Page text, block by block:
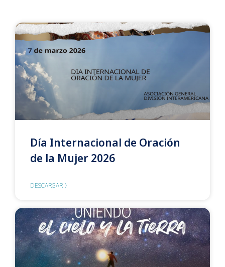
Día Internacional de Oración
de la Mujer 2026
DESCARGAR 〉